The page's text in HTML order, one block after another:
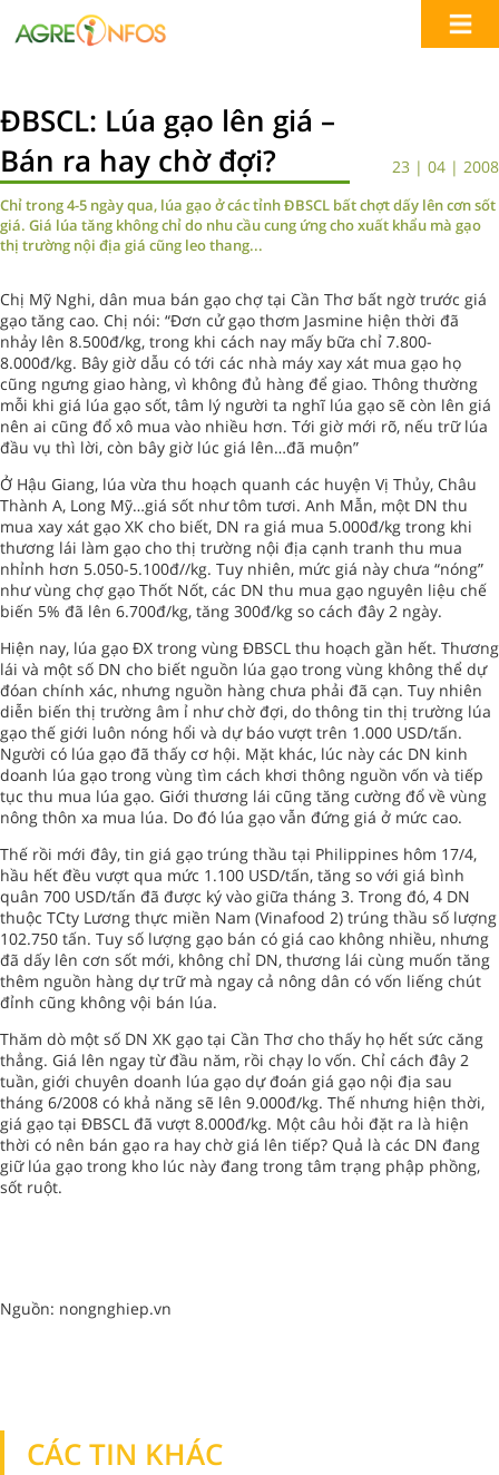
ĐBSCL: Lúa gạo lên giá –
Bán ra hay chờ đợi?
23 | 04 | 2008
Chỉ trong 4-5 ngày qua, lúa gạo ở các tỉnh ĐBSCL bất chợt dấy lên cơn sốt
giá. Giá lúa tăng không chỉ do nhu cầu cung ứng cho xuất khẩu mà gạo
thị trường nội địa giá cũng leo thang...
Chị Mỹ Nghi, dân mua bán gạo chợ tại Cần Thơ bất ngờ trước giá
gạo tăng cao. Chị nói: “Đơn cử gạo thơm Jasmine hiện thời đã
nhảy lên 8.500đ/kg, trong khi cách nay mấy bữa chỉ 7.800-
8.000đ/kg. Bây giờ dẫu có tới các nhà máy xay xát mua gạo họ
cũng ngưng giao hàng, vì không đủ hàng để giao. Thông thường
mỗi khi giá lúa gạo sốt, tâm lý người ta nghĩ lúa gạo sẽ còn lên giá
nên ai cũng đổ xô mua vào nhiều hơn. Tới giờ mới rõ, nếu trữ lúa
đầu vụ thì lời, còn bây giờ lúc giá lên…đã muộn”
Ở Hậu Giang, lúa vừa thu hoạch quanh các huyện Vị Thủy, Châu
Thành A, Long Mỹ…giá sốt như tôm tươi. Anh Mẫn, một DN thu
mua xay xát gạo XK cho biết, DN ra giá mua 5.000đ/kg trong khi
thương lái làm gạo cho thị trường nội địa cạnh tranh thu mua
nhỉnh hơn 5.050-5.100đ//kg. Tuy nhiên, mức giá này chưa “nóng”
như vùng chợ gạo Thốt Nốt, các DN thu mua gạo nguyên liệu chế
biến 5% đã lên 6.700đ/kg, tăng 300đ/kg so cách đây 2 ngày.
Hiện nay, lúa gạo ĐX trong vùng ĐBSCL thu hoạch gần hết. Thương
lái và một số DN cho biết nguồn lúa gạo trong vùng không thể dự
đóan chính xác, nhưng nguồn hàng chưa phải đã cạn. Tuy nhiên
diễn biến thị trường âm ỉ như chờ đợi, do thông tin thị trường lúa
gạo thế giới luôn nóng hổi và dự báo vượt trên 1.000 USD/tấn.
Người có lúa gạo đã thấy cơ hội. Mặt khác, lúc này các DN kinh
doanh lúa gạo trong vùng tìm cách khơi thông nguồn vốn và tiếp
tục thu mua lúa gạo. Giới thương lái cũng tăng cường đổ về vùng
nông thôn xa mua lúa. Do đó lúa gạo vẫn đứng giá ở mức cao.
Thế rồi mới đây, tin giá gạo trúng thầu tại Philippines hôm 17/4,
hầu hết đều vượt qua mức 1.100 USD/tấn, tăng so với giá bình
quân 700 USD/tấn đã được ký vào giữa tháng 3. Trong đó, 4 DN
thuộc TCty Lương thực miền Nam (Vinafood 2) trúng thầu số lượng
102.750 tấn. Tuy số lượng gạo bán có giá cao không nhiều, nhưng
đã dấy lên cơn sốt mới, không chỉ DN, thương lái cùng muốn tăng
thêm nguồn hàng dự trữ mà ngay cả nông dân có vốn liếng chút
đỉnh cũng không vội bán lúa.
Thăm dò một số DN XK gạo tại Cần Thơ cho thấy họ hết sức căng
thẳng. Giá lên ngay từ đầu năm, rồi chạy lo vốn. Chỉ cách đây 2
tuần, giới chuyên doanh lúa gạo dự đoán giá gạo nội địa sau
tháng 6/2008 có khả năng sẽ lên 9.000đ/kg. Thế nhưng hiện thời,
giá gạo tại ĐBSCL đã vượt 8.000đ/kg. Một câu hỏi đặt ra là hiện
thời có nên bán gạo ra hay chờ giá lên tiếp? Quả là các DN đang
giữ lúa gạo trong kho lúc này đang trong tâm trạng phập phồng,
sốt ruột.
Nguồn: nongnghiep.vn
CÁC TIN KHÁC